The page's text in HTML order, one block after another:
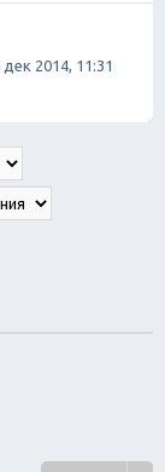
дек 2014, 11:31